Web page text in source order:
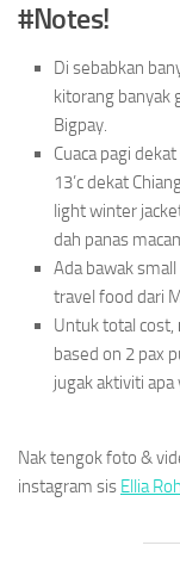
#Notes!
Di sebabkan
kitorang banyak
Bigpay.
Cuaca pagi
13’c dekat
light winter
dah panas
Ada bawak
travel food dari
Untuk total cost,
based on 2 pax
jugak aktiviti apa
Nak tengok foto &
instagram sis Ellia